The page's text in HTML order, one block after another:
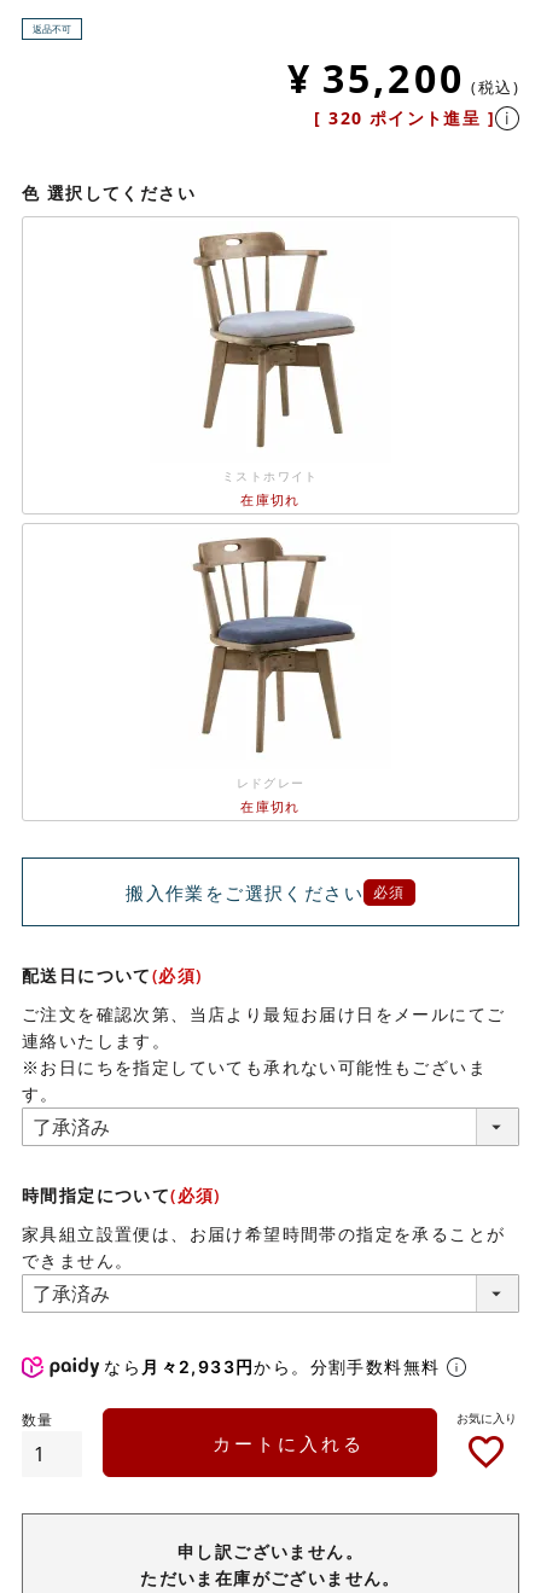
返品不可
¥ 35,200 税込
[ 320 ポイント進呈 ]
色 選択してください
ミストホワイト
在庫切れ
レドグレー
在庫切れ
搬入作業をご選択ください 必須
配送日について(必須)
ご注文を確認次第、当店より最短お届け日をメールにてご
連絡いたします。
※お日にちを指定していても承れない可能性もございま
す。
時間指定について(必須)
家具組立設置便は、お届け希望時間帯の指定を承ることが
できません。
なら 月々2,933円から。分割手数料無料
カートに入れる
申し訳ございません。
ただいま在庫がございません。